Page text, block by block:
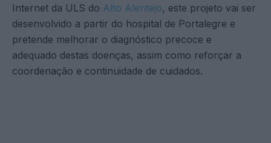
Internet da ULS do Alto Alentejo, este projeto vai ser
desenvolvido a partir do hospital de Portalegre e
pretende melhorar o diagnóstico precoce e
adequado destas doenças, assim como reforçar a
coordenação e continuidade de cuidados.